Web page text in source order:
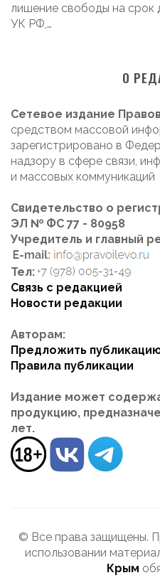
лишение свободы на срок
УК РФ,…
О
Сетевое издание
средством массовой
зарегистрировано в
надзору в сфере связи,
и массовых коммуникаций
Свидетельство о
ЭЛ № ФС 77 - 80958
Учредитель и главный
Тел:
Связь с редакцией
Новости редакции
Авторам:
Предложить
Правила публикации
Издание может
продукцию,
лет.
© Все права защищены.
использовании
Крым